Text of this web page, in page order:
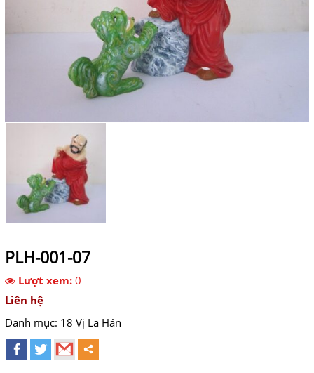
PLH-001-07
Lượt xem:0
Liên hệ
Danh mục: 18 Vị La Hán